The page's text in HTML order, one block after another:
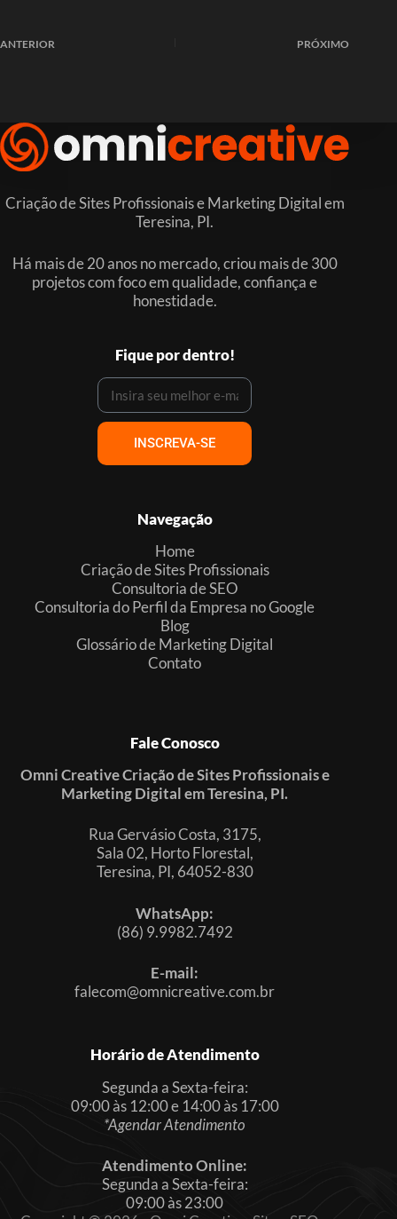
ANTERIOR PRÓXIMO
Criação de Sites Profissionais e Marketing Digital em
Teresina, PI.
Há mais de 20 anos no mercado, criou mais de 300
projetos com foco em qualidade, confiança e
honestidade.
Fique por dentro!
INSCREVA-SE
Navegação
Home
Criação de Sites Profissionais
Consultoria de SEO
Consultoria do Perfil da Empresa no Google
Blog
Glossário de Marketing Digital
Contato
Fale Conosco
Omni Creative Criação de Sites Profissionais e
Marketing Digital em Teresina, PI.
Rua Gervásio Costa, 3175,
Sala 02, Horto Florestal,
Teresina, PI, 64052-830
WhatsApp:
(86) 9.9982.7492
E-mail:
falecom@omnicreative.com.br
Horário de Atendimento
Segunda a Sexta-feira:
09:00 às 12:00 e 14:00 às 17:00
*Agendar Atendimento
Atendimento Online:
Segunda a Sexta-feira:
09:00 às 23:00